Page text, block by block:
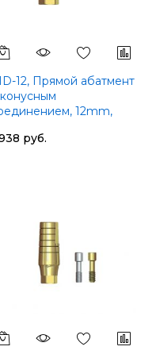
12, Прямой абатмент
12mm,
руб.